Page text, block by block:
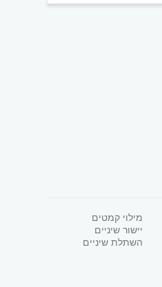
מילוי קמטים
יישור שיניים
השתלת שיניים